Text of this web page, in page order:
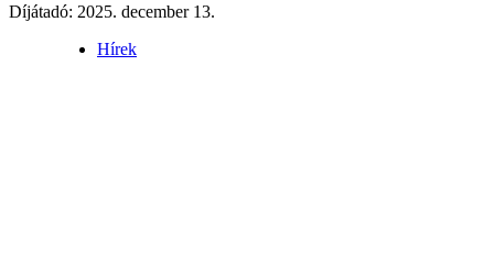
Díjátadó: 2025. december 13.
Hírek